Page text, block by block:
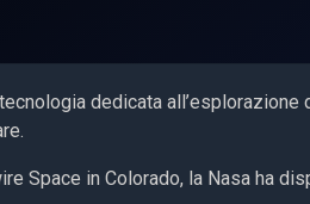
dedicata
Space in Colorado, la Nasa ha